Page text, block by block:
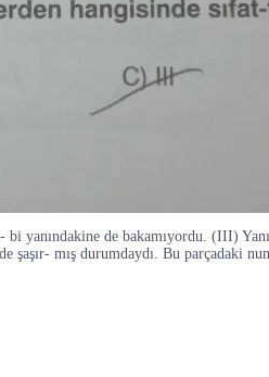
yanındakine de bakamıyordu. (III)
şaşır- mış durumdaydı. Bu